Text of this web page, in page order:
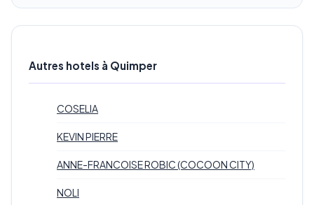
Autres hotels à Quimper
COSELIA
KEVIN PIERRE
ANNE-FRANCOISE ROBIC (COCOON CITY)
NOLI